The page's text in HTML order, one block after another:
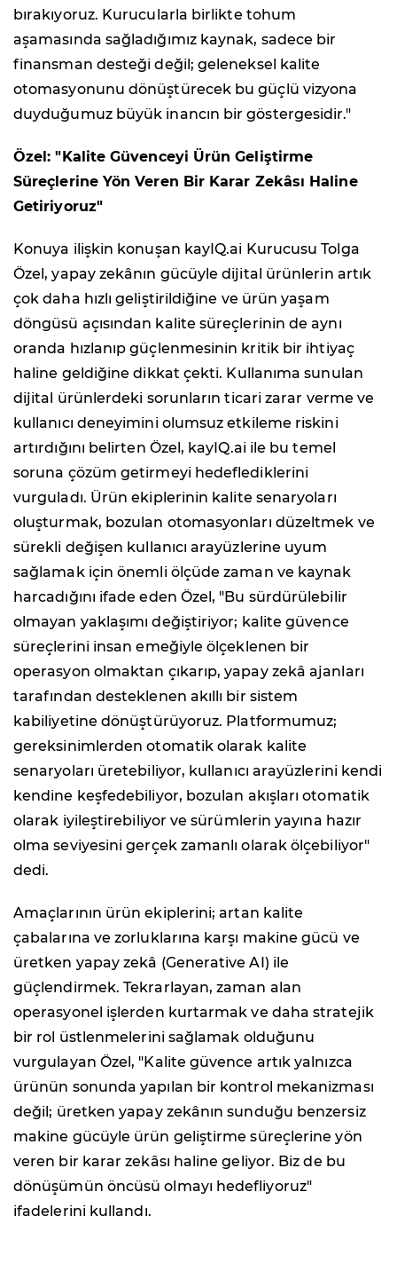
bırakıyoruz. Kurucularla birlikte tohum
aşamasında sağladığımız kaynak, sadece bir
finansman desteği değil; geleneksel kalite
otomasyonunu dönüştürecek bu güçlü vizyona
duyduğumuz büyük inancın bir göstergesidir."
Özel: "Kalite Güvenceyi Ürün Geliştirme
Süreçlerine Yön Veren Bir Karar Zekâsı Haline
Getiriyoruz"
Konuya ilişkin konuşan kayIQ.ai Kurucusu Tolga
Özel, yapay zekânın gücüyle dijital ürünlerin artık
çok daha hızlı geliştirildiğine ve ürün yaşam
döngüsü açısından kalite süreçlerinin de aynı
oranda hızlanıp güçlenmesinin kritik bir ihtiyaç
haline geldiğine dikkat çekti. Kullanıma sunulan
dijital ürünlerdeki sorunların ticari zarar verme ve
kullanıcı deneyimini olumsuz etkileme riskini
artırdığını belirten Özel, kayIQ.ai ile bu temel
soruna çözüm getirmeyi hedeflediklerini
vurguladı. Ürün ekiplerinin kalite senaryoları
oluşturmak, bozulan otomasyonları düzeltmek ve
sürekli değişen kullanıcı arayüzlerine uyum
sağlamak için önemli ölçüde zaman ve kaynak
harcadığını ifade eden Özel, "Bu sürdürülebilir
olmayan yaklaşımı değiştiriyor; kalite güvence
süreçlerini insan emeğiyle ölçeklenen bir
operasyon olmaktan çıkarıp, yapay zekâ ajanları
tarafından desteklenen akıllı bir sistem
kabiliyetine dönüştürüyoruz. Platformumuz;
gereksinimlerden otomatik olarak kalite
senaryoları üretebiliyor, kullanıcı arayüzlerini kendi
kendine keşfedebiliyor, bozulan akışları otomatik
olarak iyileştirebiliyor ve sürümlerin yayına hazır
olma seviyesini gerçek zamanlı olarak ölçebiliyor"
dedi.
Amaçlarının ürün ekiplerini; artan kalite
çabalarına ve zorluklarına karşı makine gücü ve
üretken yapay zekâ (Generative AI) ile
güçlendirmek. Tekrarlayan, zaman alan
operasyonel işlerden kurtarmak ve daha stratejik
bir rol üstlenmelerini sağlamak olduğunu
vurgulayan Özel, "Kalite güvence artık yalnızca
ürünün sonunda yapılan bir kontrol mekanizması
değil; üretken yapay zekânın sunduğu benzersiz
makine gücüyle ürün geliştirme süreçlerine yön
veren bir karar zekâsı haline geliyor. Biz de bu
dönüşümün öncüsü olmayı hedefliyoruz"
ifadelerini kullandı.